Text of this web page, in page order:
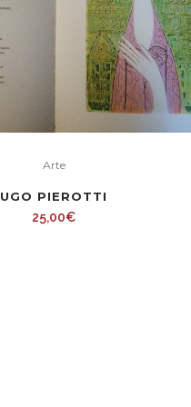
Arte
UGO PIEROTTI
25,00€